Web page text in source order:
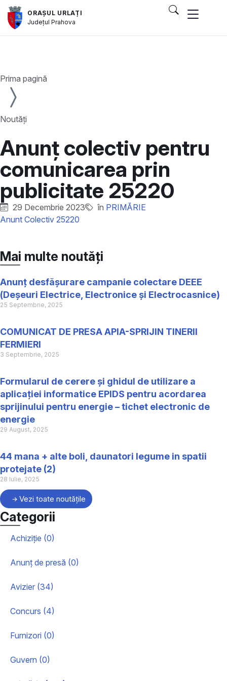
ORAȘUL URLAȚI
JudețulPrahova
Prima pagină
Noutăți
Anunț colectiv pentru
comunicarea prin
publicitate 25220
29 Decembrie 2023 în PRIMĂRIE
Anunt Colectiv 25220
Mai multe noutăți
Anunț desfășurare campanie colectare DEEE
(Deșeuri Electrice, Electronice și Electrocasnice)
25 Septembrie, 2025
COMUNICAT DE PRESA APIA-SPRIJIN TINERII
FERMIERI
3 Septembrie, 2025
Formularul de cerere și ghidul de utilizare a
aplicației informatice EPIDS pentru acordarea
sprijinului pentru energie – tichet electronic de
energie
29 August, 2025
44 mana + alte boli, daunatori legume in spatii
protejate (2)
28 Iulie, 2025
Vezi toate noutățile
Categorii
Achiziție (0)
Anunț de presă (0)
Avizier (34)
Concurs (4)
Furnizori (0)
Guvern (0)